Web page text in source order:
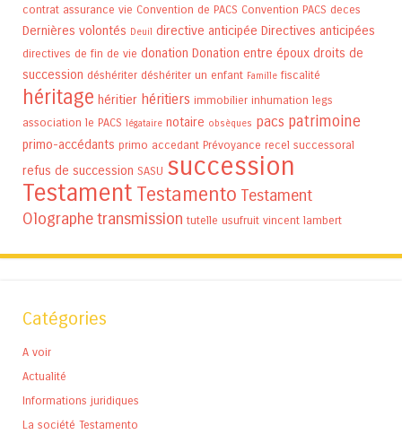
contrat assurance vie Convention de PACS Convention PACS deces
Dernières volontés Deuil directive anticipée Directives anticipées
directives de fin de vie donation Donation entre époux droits de
succession déshériter déshériter un enfant Famille fiscalité
héritage héritier héritiers immobilier inhumation legs
association le PACS légataire notaire obsèques pacs patrimoine
primo-accédants primo accedant Prévoyance recel successoral
refus de succession SASU succession
Testament Testamento Testament
Olographetransmission tutelle usufruit vincent lambert
Catégories
A voir
Actualité
Informations juridiques
La société Testamento